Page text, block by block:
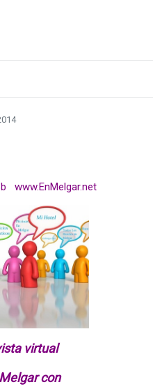
www.EnMelgar.net
virtual
con